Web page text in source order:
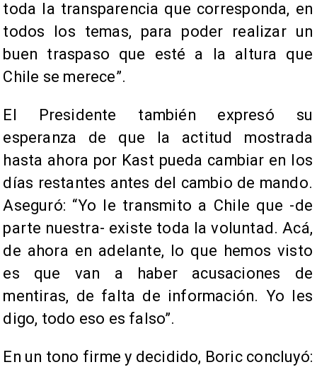
toda la transparencia que corresponda, en
todos los temas, para poder realizar un
buen traspaso que esté a la altura que
Chile se merece”.
El Presidente también expresó su
esperanza de que la actitud mostrada
hasta ahora por Kast pueda cambiar en los
días restantes antes del cambio de mando.
Aseguró: “Yo le transmito a Chile que -de
parte nuestra- existe toda la voluntad. Acá,
de ahora en adelante, lo que hemos visto
es que van a haber acusaciones de
mentiras, de falta de información. Yo les
digo, todo eso es falso”.
En un tono firme y decidido, Boric concluyó: